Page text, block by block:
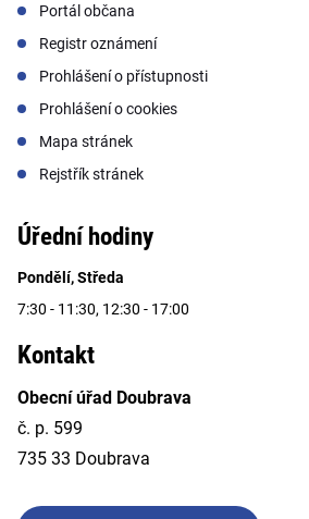
Portál občana
Registr oznámení
Prohlášení o přístupnosti
Prohlášení o cookies
Mapa stránek
Rejstřík stránek
Úřední hodiny
Pondělí, Středa
7:30 - 11:30, 12:30 - 17:00
Kontakt
Obecní úřad Doubrava
č. p. 599
735 33 Doubrava